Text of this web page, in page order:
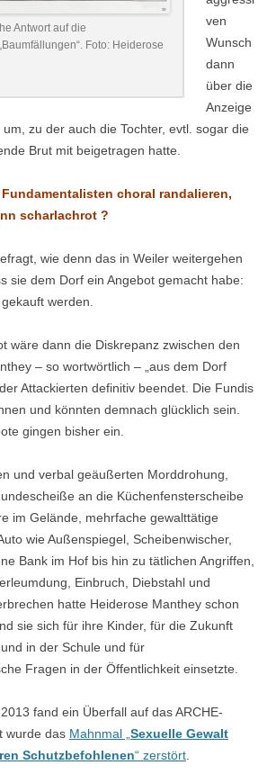
Antwort auf die
Foto: Heiderose
ven
Wunsch
dann
über die
Anzeige
um, zu der auch die Tochter, evtl. sogar die
Brut mit beigetragen hatte.
choral randalieren,
scharlachrot ?
wie denn das in Weiler weitergehen
sie dem Dorf ein Angebot gemacht habe:
werden.
wäre dann die Diskrepanz zwischen den
– so wortwörtlich – „aus dem Dorf
Attackierten definitiv beendet. Die Fundis
und könnten demnach glücklich sein.
gingen bisher ein.
und verbal geäußerten Morddrohung,
an die Küchenfensterscheibe
im Gelände, mehrfache gewalttätige
wie Außenspiegel, Scheibenwischer,
Bank im Hof bis hin zu tätlichen Angriffen,
Einbruch, Diebstahl und
hatte Heiderose Manthey schon
sie sich für ihre Kinder, für die Zukunft
in der Schule und für
Fragen in der Öffentlichkeit einsetzte.
fand ein Überfall auf das ARCHE-
wurde das Mahnmal „Sexuelle Gewalt
Schutzbefohlenen“ zerstört.